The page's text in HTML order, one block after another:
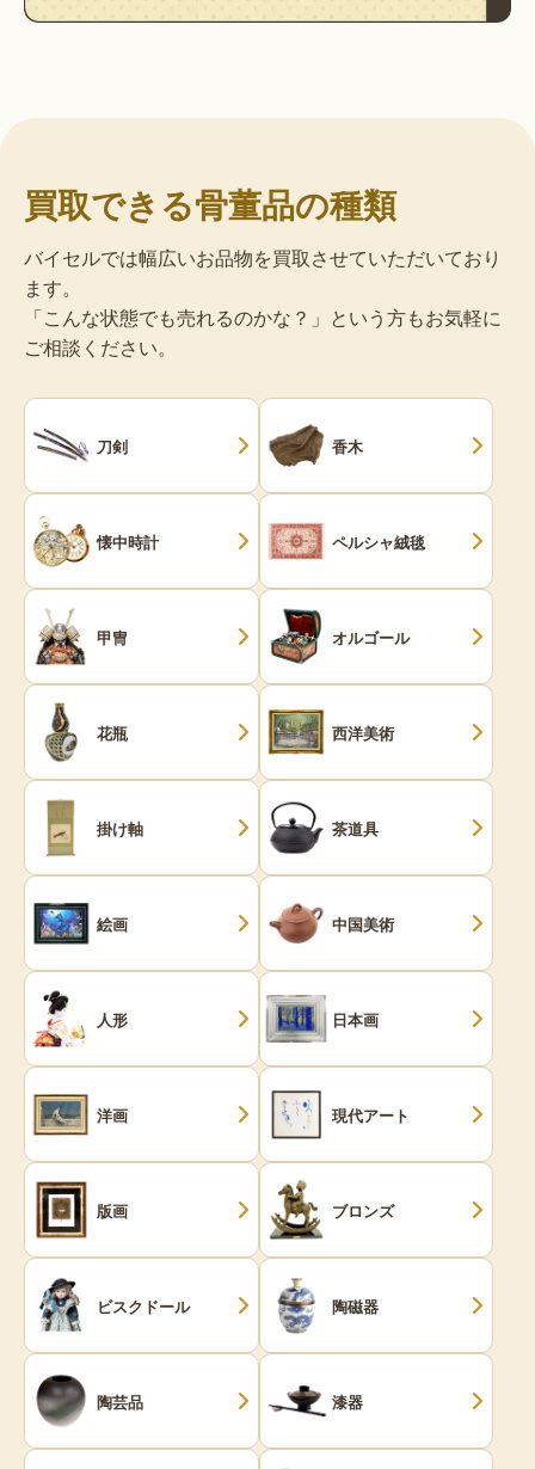
買取できる骨董品の種類
バイセルでは幅広いお品物を買取させていただいており
ます。
「こんな状態でも売れるのかな？」という方もお気軽に
ご相談ください。
刀剣 香木
懐中時計 ペルシャ絨毯
甲冑 オルゴール
花瓶 西洋美術
掛け軸 茶道具
絵画 中国美術
人形 日本画
洋画 現代アート
版画 ブロンズ
ビスクドール 陶磁器
陶芸品 漆器